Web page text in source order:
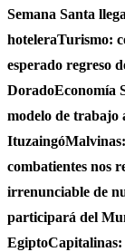
Semana Santa
hoteleraTurismo:
esperado regreso
DoradoEconomía
modelo de trabajo
Ituzaingó
combatientes nos
irrenunciable de
participará del
Egipto